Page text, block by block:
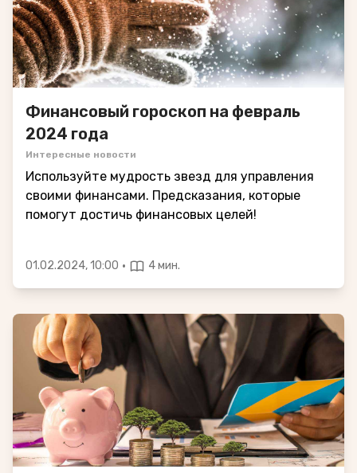
Финансовый гороскоп на февраль
2024 года
Интересные новости
Используйте мудрость звезд для управления
своими финансами. Предсказания, которые
помогут достичь финансовых целей!
01.02.2024, 10:00 · 4 мин.